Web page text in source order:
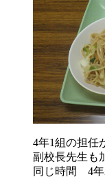
4年1組の担任
副校長先生も
同じ時間 4年